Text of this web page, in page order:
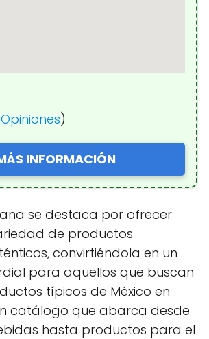
)
INFORMACIÓN
se destaca por ofrecer
de productos
convirtiéndola en un
para aquellos que buscan
típicos de México en
catálogo que abarca desde
hasta productos para el